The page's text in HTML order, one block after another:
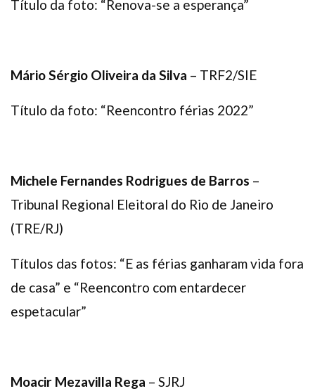
Título da foto: “Renova-se a esperança”
Mário Sérgio Oliveira da Silva – TRF2/SIE
Título da foto: “Reencontro férias 2022”
Michele Fernandes Rodrigues de Barros –
Tribunal Regional Eleitoral do Rio de Janeiro
(TRE/RJ)
Títulos das fotos: “E as férias ganharam vida fora
de casa” e “Reencontro com entardecer
espetacular”
Moacir Mezavilla Rega – SJRJ